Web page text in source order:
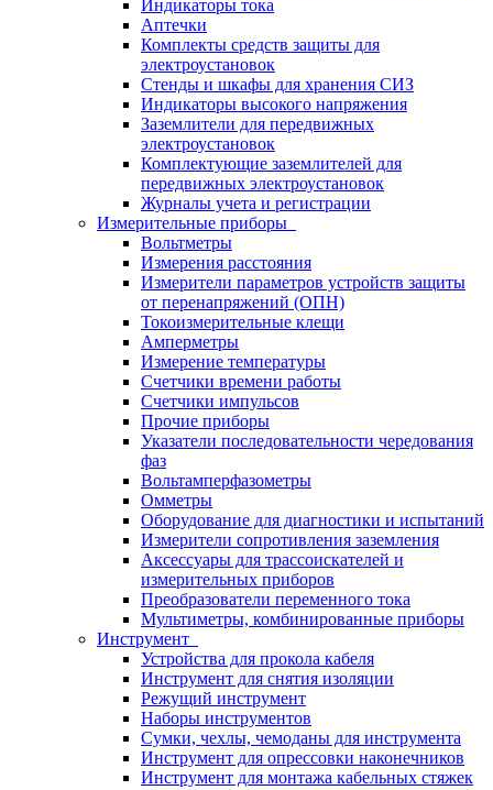
Индикаторы тока
Аптечки
Комплекты средств защиты для
электроустановок
Стенды и шкафы для хранения СИЗ
Индикаторы высокого напряжения
Заземлители для передвижных
электроустановок
Комплектующие заземлителей для
передвижных электроустановок
Журналы учета и регистрации
Измерительные приборы
Вольтметры
Измерения расстояния
Измерители параметров устройств защиты
от перенапряжений (ОПН)
Токоизмерительные клещи
Амперметры
Измерение температуры
Счетчики времени работы
Счетчики импульсов
Прочие приборы
Указатели последовательности чередования
фаз
Вольтамперфазометры
Омметры
Оборудование для диагностики и испытаний
Измерители сопротивления заземления
Аксессуары для трассоискателей и
измерительных приборов
Преобразователи переменного тока
Мультиметры, комбинированные приборы
Инструмент
Устройства для прокола кабеля
Инструмент для снятия изоляции
Режущий инструмент
Наборы инструментов
Сумки, чехлы, чемоданы для инструмента
Инструмент для опрессовки наконечников
Инструмент для монтажа кабельных стяжек